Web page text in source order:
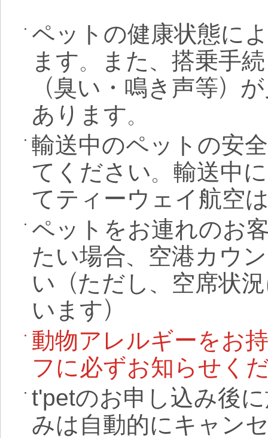
ペットの健康状態に
ます。また、搭乗手
（臭い・鳴き声等）
あります。
輸送中のペットの安
てください。輸送中
てティーウェイ航空
ペットをお連れのお
たい場合、空港カウ
い（ただし、空席状
います）
動物アレルギーをお
フに必ずお知らせく
t'petのお申し込み後
みは自動的にキャン